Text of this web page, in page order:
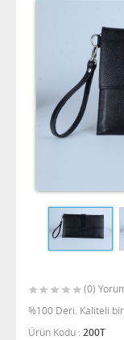
(0)
%100 Deri. Kaliteli
Ürün Kodu : 200T